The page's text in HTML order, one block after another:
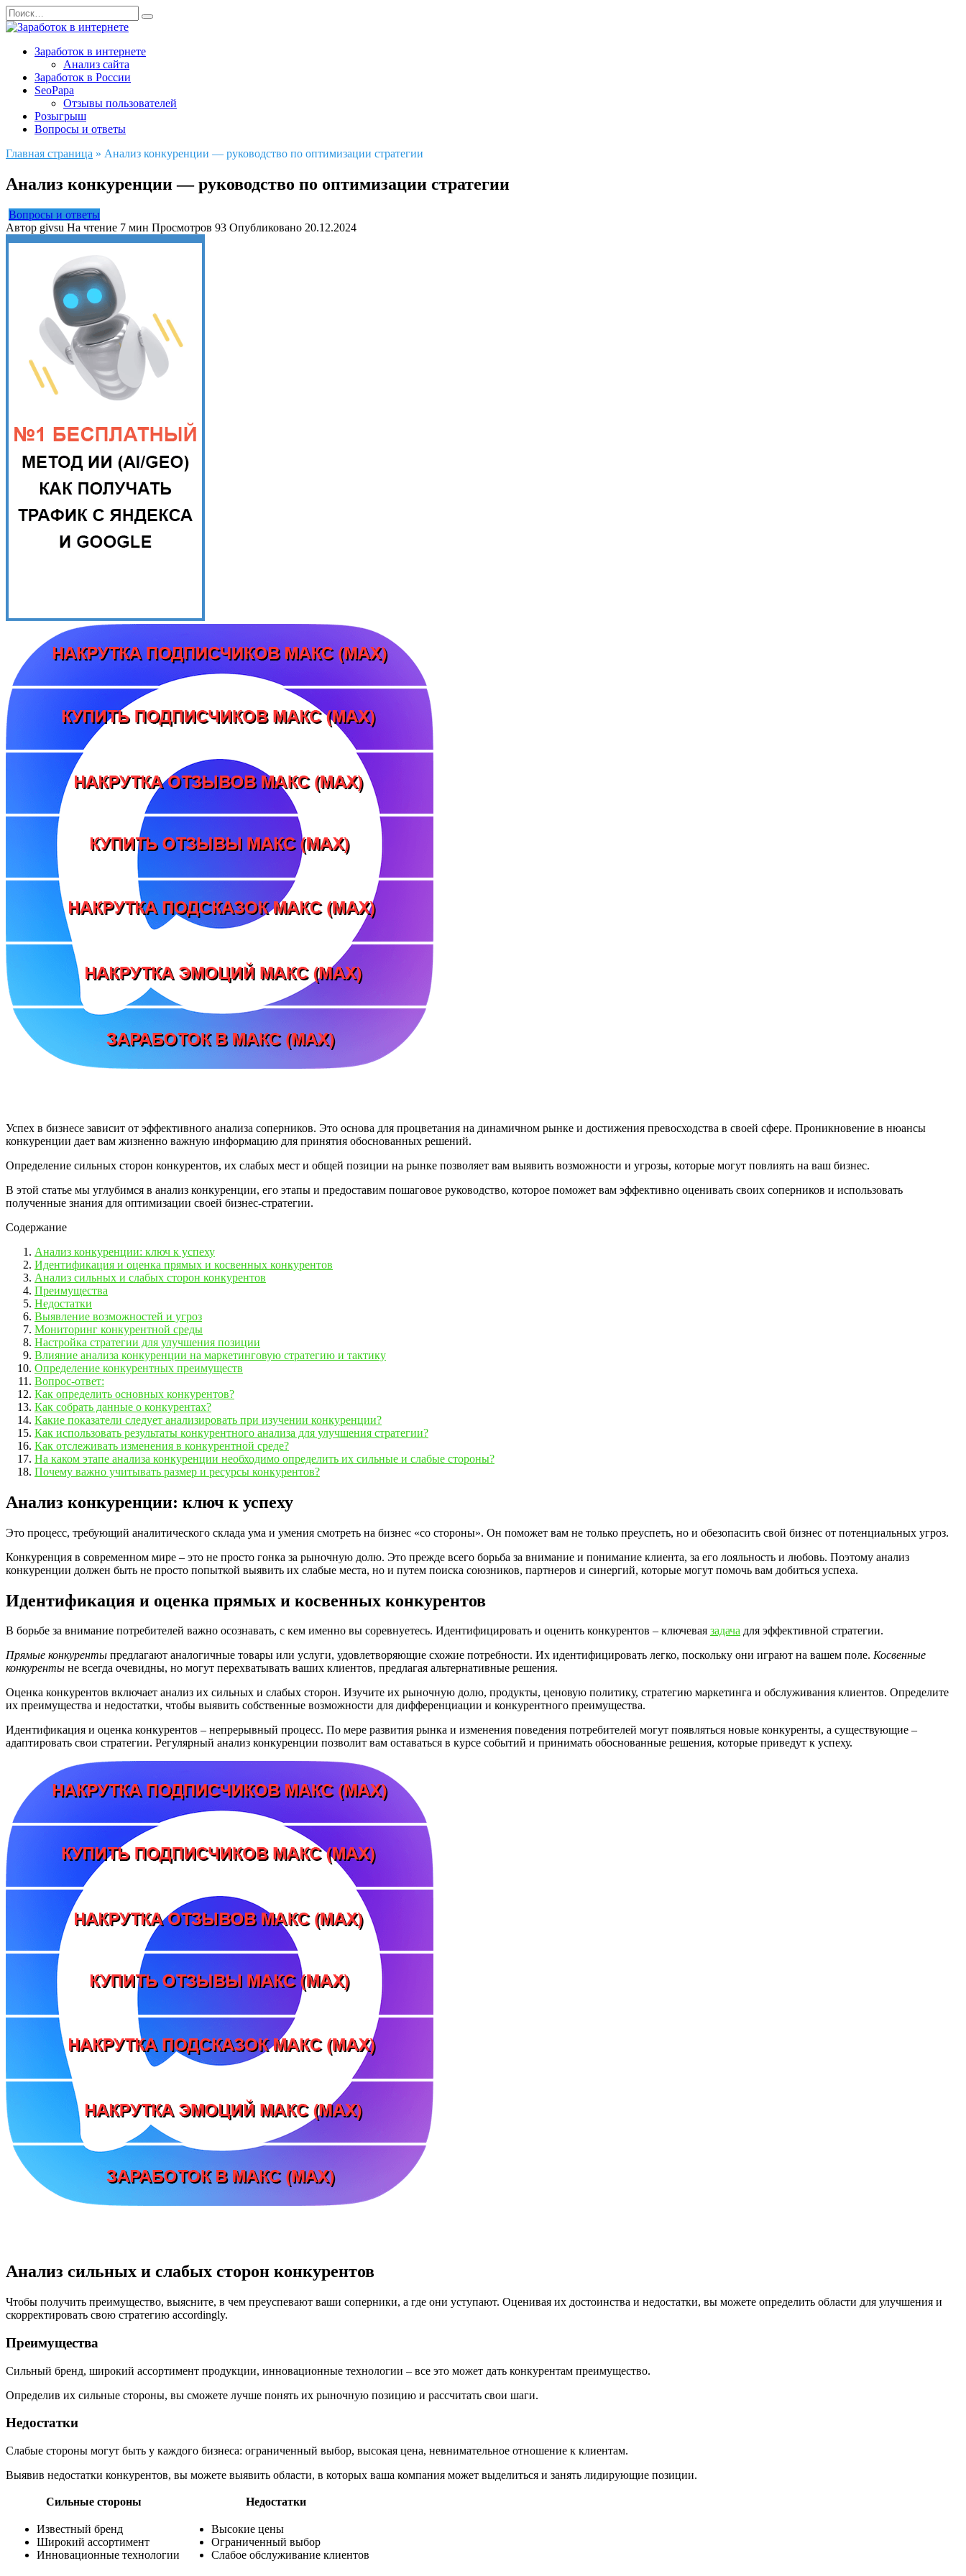
Перейти
к
содержанию
Search
for:
Заработок в интернете
Анализ сайта
Заработок в России
SeoPapa
Отзывы пользователей
Розыгрыш
Вопросы и ответы
Главная страница » Анализ конкуренции — руководство по оптимизации стратегии
Анализ конкуренции — руководство по оптимизации стратегии
Вопросы и ответы
Автор givsu На чтение 7 мин Просмотров 93 Опубликовано 20.12.2024
Успех в бизнесе зависит от эффективного анализа соперников. Это основа для процветания на динамичном рынке и достижения превосходства в своей сфере. Проникновение в нюансы
конкуренции дает вам жизненно важную информацию для принятия обоснованных решений.
Определение сильных сторон конкурентов, их слабых мест и общей позиции на рынке позволяет вам выявить возможности и угрозы, которые могут повлиять на ваш бизнес.
В этой статье мы углубимся в анализ конкуренции, его этапы и предоставим пошаговое руководство, которое поможет вам эффективно оценивать своих соперников и использовать
полученные знания для оптимизации своей бизнес-стратегии.
Содержание
Анализ конкуренции: ключ к успеху
Идентификация и оценка прямых и косвенных конкурентов
Анализ сильных и слабых сторон конкурентов
Преимущества
Недостатки
Выявление возможностей и угроз
Мониторинг конкурентной среды
Настройка стратегии для улучшения позиции
Влияние анализа конкуренции на маркетинговую стратегию и тактику
Определение конкурентных преимуществ
Вопрос-ответ:
Как определить основных конкурентов?
Как собрать данные о конкурентах?
Какие показатели следует анализировать при изучении конкуренции?
Как использовать результаты конкурентного анализа для улучшения стратегии?
Как отслеживать изменения в конкурентной среде?
На каком этапе анализа конкуренции необходимо определить их сильные и слабые стороны?
Почему важно учитывать размер и ресурсы конкурентов?
Анализ конкуренции: ключ к успеху
Это процесс, требующий аналитического склада ума и умения смотреть на бизнес «со стороны». Он поможет вам не только преуспеть, но и обезопасить свой бизнес от потенциальных угроз.
Конкуренция в современном мире – это не просто гонка за рыночную долю. Это прежде всего борьба за внимание и понимание клиента, за его лояльность и любовь. Поэтому анализ
конкуренции должен быть не просто попыткой выявить их слабые места, но и путем поиска союзников, партнеров и синергий, которые могут помочь вам добиться успеха.
Идентификация и оценка прямых и косвенных конкурентов
В борьбе за внимание потребителей важно осознавать, с кем именно вы соревнуетесь. Идентифицировать и оценить конкурентов – ключевая задача для эффективной стратегии.
Прямые конкуренты предлагают аналогичные товары или услуги, удовлетворяющие схожие потребности. Их идентифицировать легко, поскольку они играют на вашем поле. Косвенные
конкуренты не всегда очевидны, но могут перехватывать ваших клиентов, предлагая альтернативные решения.
Оценка конкурентов включает анализ их сильных и слабых сторон. Изучите их рыночную долю, продукты, ценовую политику, стратегию маркетинга и обслуживания клиентов. Определите
их преимущества и недостатки, чтобы выявить собственные возможности для дифференциации и конкурентного преимущества.
Идентификация и оценка конкурентов – непрерывный процесс. По мере развития рынка и изменения поведения потребителей могут появляться новые конкуренты, а существующие –
адаптировать свои стратегии. Регулярный анализ конкуренции позволит вам оставаться в курсе событий и принимать обоснованные решения, которые приведут к успеху.
Анализ сильных и слабых сторон конкурентов
Чтобы получить преимущество, выясните, в чем преуспевают ваши соперники, а где они уступают. Оценивая их достоинства и недостатки, вы можете определить области для улучшения и
скорректировать свою стратегию accordingly.
Преимущества
Сильный бренд, широкий ассортимент продукции, инновационные технологии – все это может дать конкурентам преимущество.
Определив их сильные стороны, вы сможете лучше понять их рыночную позицию и рассчитать свои шаги.
Недостатки
Слабые стороны могут быть у каждого бизнеса: ограниченный выбор, высокая цена, невнимательное отношение к клиентам.
Выявив недостатки конкурентов, вы можете выявить области, в которых ваша компания может выделиться и занять лидирующие позиции.
Сильные стороны Недостатки
Известный бренд
Широкий ассортимент
Инновационные технологии
Высокие цены
Ограниченный выбор
Слабое обслуживание клиентов